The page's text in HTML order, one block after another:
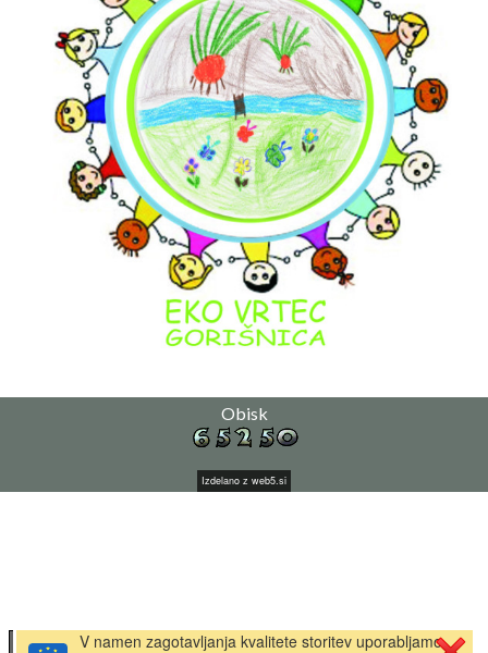
Obisk
Izdelano z web5.si
V namen zagotavljanja kvalitete storitev uporabljamo